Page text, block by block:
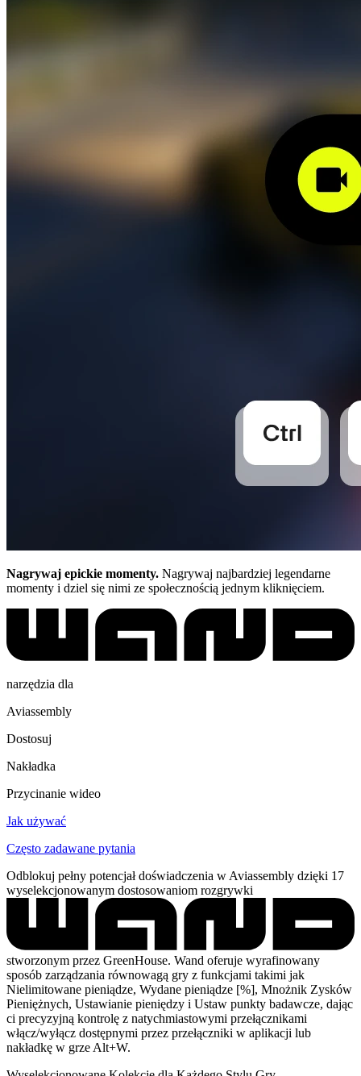
Nagrywaj epickie momenty. Nagrywaj najbardziej legendarne
momenty i dziel się nimi ze społecznością jednym kliknięciem.
narzędzia dla
Aviassembly
Dostosuj
Nakładka
Przycinanie wideo
Jak używać
Często zadawane pytania
Odblokuj pełny potencjał doświadczenia w Aviassembly dzięki 17
wyselekcjonowanym dostosowaniom rozgrywki
stworzonym przez GreenHouse. Wand oferuje wyrafinowany
sposób zarządzania równowagą gry z funkcjami takimi jak
Nielimitowane pieniądze, Wydane pieniądze [%], Mnożnik Zysków
Pieniężnych, Ustawianie pieniędzy i Ustaw punkty badawcze, dając
ci precyzyjną kontrolę z natychmiastowymi przełącznikami
włącz/wyłącz dostępnymi przez przełączniki w aplikacji lub
nakładkę w grze Alt+W.